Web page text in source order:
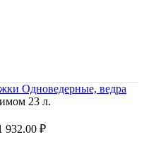
Одноведерные, ведра
23 л.
932.00 ₽